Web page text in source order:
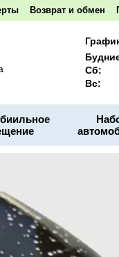
Возврат и обмен
Сб:
Вс: